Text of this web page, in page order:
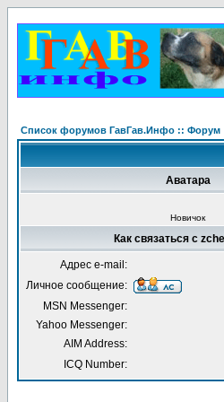
Список форумов ГавГав.Инфо :: Форум
Аватара
Новичок
Как связаться с
Адрес e-mail:
Личное сообщение:
MSN Messenger:
Yahoo Messenger:
AIM Address:
ICQ Number: